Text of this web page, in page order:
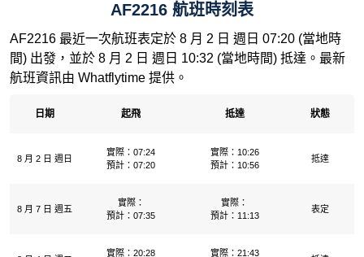
AF2216 航班時刻表
AF2216 最近一次航班表定於 8 月 2 日 週日 07:20 (當地時
間) 出發，並於 8 月 2 日 週日 10:32 (當地時間) 抵達。最新
航班資訊由 Whatflytime 提供。
日期 起飛 抵達 狀態
8 月 2 日 週日
實際：07:24
預計：07:20
實際：10:26
預計：10:56
抵達
8 月 7 日 週五
實際：
預計：07:35
實際：
預計：11:13
表定
實際：20:28
實際：21:43